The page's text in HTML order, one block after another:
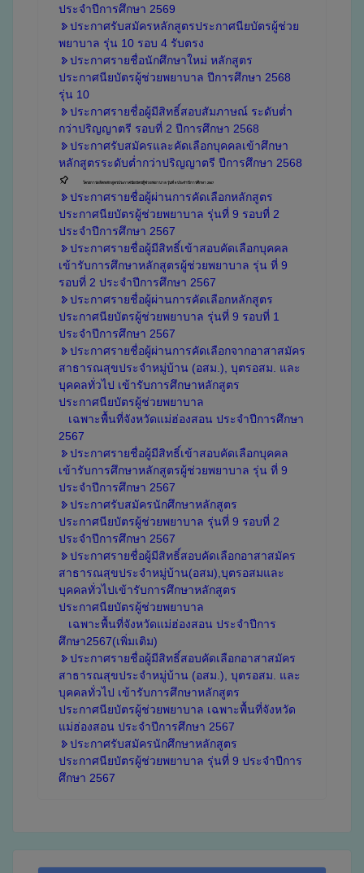
ประจำปีการศึกษา 2569
ประกาศรับสมัครหลักสูตรประกาศนียบัตรผู้ช่วย
พยาบาล รุ่น 10 รอบ 4 รับตรง
ประกาศรายชื่อนักศึกษาใหม่ หลักสูตร
ประกาศนียบัตรผู้ช่วยพยาบาล ปีการศึกษา 2568
รุ่น 10
ประกาศรายชื่อผู้มีสิทธิ์สอบสัมภาษณ์ ระดับต่ำ
กว่าปริญญาตรี รอบที่ 2 ปีการศึกษา 2568
ประกาศรับสมัครและคัดเลือกบุคคลเข้าศึกษา
หลักสูตรระดับต่ำกว่าปริญญาตรี ปีการศึกษา 2568
โครงการผลิตหลักสูตรประกาศนียบัตรผู้ช่วยพยาบาล รุ่นที่ 9 ประจำปีการศึกษา 2567
ประกาศรายชื่อผู้ผ่านการคัดเลือกหลักสูตร
ประกาศนียบัตรผู้ช่วยพยาบาล รุ่นที่ 9 รอบที่ 2
ประจำปีการศึกษา 2567
ประกาศรายชื่อผู้มีสิทธิ์เข้าสอบคัดเลือกบุคคล
เข้ารับการศึกษาหลักสูตรผู้ช่วยพยาบาล รุ่น ที่ 9
รอบที่ 2 ประจำปีการศึกษา 2567
ประกาศรายชื่อผู้ผ่านการคัดเลือกหลักสูตร
ประกาศนียบัตรผู้ช่วยพยาบาล รุ่นที่ 9 รอบที่ 1
ประจำปีการศึกษา 2567
ประกาศรายชื่อผู้ผ่านการคัดเลือกจากอาสาสมัคร
สาธารณสุขประจำหมู่บ้าน (อสม.), บุตรอสม. และ
บุคคลทั่วไป เข้ารับการศึกษาหลักสูตร
ประกาศนียบัตรผู้ช่วยพยาบาล
เฉพาะพื้นที่จังหวัดแม่ฮ่องสอน ประจำปีการศึกษา
2567
ประกาศรายชื่อผู้มีสิทธิ์เข้าสอบคัดเลือกบุคคล
เข้ารับการศึกษาหลักสูตรผู้ช่วยพยาบาล รุ่น ที่ 9
ประจำปีการศึกษา 2567
ประกาศรับสมัครนักศึกษาหลักสูตร
ประกาศนียบัตรผู้ช่วยพยาบาล รุ่นที่ 9 รอบที่ 2
ประจำปีการศึกษา 2567
ประกาศรายชื่อผู้มีสิทธิ์สอบคัดเลือกอาสาสมัคร
สาธารณสุขประจำหมู่บ้าน(อสม),บุตรอสมและ
บุคคลทั่วไปเข้ารับการศึกษาหลักสูตร
ประกาศนียบัตรผู้ช่วยพยาบาล
เฉพาะพื้นที่จังหวัดแม่ฮ่องสอน ประจำปีการ
ศึกษา2567(เพิ่มเติม)
ประกาศรายชื่อผู้มีสิทธิ์สอบคัดเลือกอาสาสมัคร
สาธารณสุขประจำหมู่บ้าน (อสม.), บุตรอสม. และ
บุคคลทั่วไป เข้ารับการศึกษาหลักสูตร
ประกาศนียบัตรผู้ช่วยพยาบาล เฉพาะพื้นที่จังหวัด
แม่ฮ่องสอน ประจำปีการศึกษา 2567
ประกาศรับสมัครนักศึกษาหลักสูตร
ประกาศนียบัตรผู้ช่วยพยาบาล รุ่นที่ 9 ประจำปีการ
ศึกษา 2567